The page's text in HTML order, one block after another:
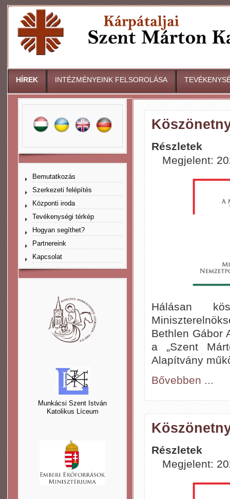
HÍREK INTÉZMÉNYEINK FELSOROLÁSA
Bemutatkozás
Szerkezeti felépítés
Központi iroda
Tevékenységi térkép
Hogyan segíthet?
Partnereink
Kapcsolat
Munkácsi Szent István
Katolikus Líceum
Részletek
Megjelent:
Hálásan
Bethlen Gábor
a „Szent
Alapítvány
Bővebben ...
Részletek
Megjelent: